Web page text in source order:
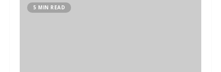
5 MIN READ